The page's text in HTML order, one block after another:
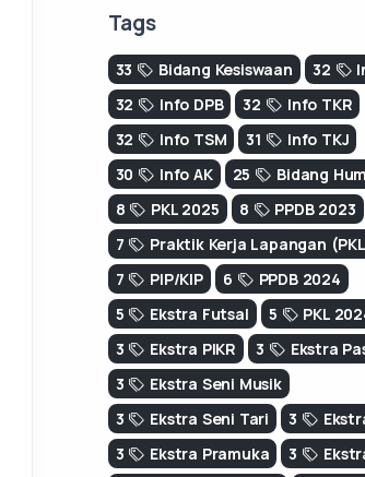
Tags
33 Bidang Kesiswaan 32
32
Info DPB 32
Info TKR
32
Info TSM 31
Info TKJ
30
Info AK 25
Bidang
8
PKL 2025 8
PPDB 2023
7
Praktik Kerja Lapangan
7
PIP/KIP 6
PPDB 2024
5
Ekstra Futsal 5
PKL
3
Ekstra PIKR 3
Ekstra
3
Ekstra Seni Musik
3
Ekstra Seni Tari 3
3
Ekstra Pramuka 3